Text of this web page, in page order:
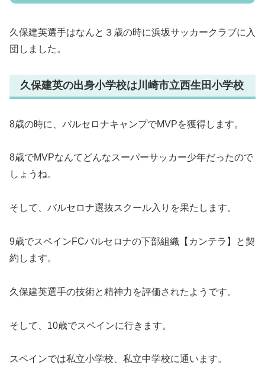
久保建英選手はなんと３歳の時に浜坂サッカークラブに入
団しました。
久保建英の出身小学校は川崎市立西生田小学校
8歳の時に、バルセロナキャンプでMVPを獲得します。
8歳でMVPなんてどんなスーパーサッカー少年だったので
しょうね。
そして、バルセロナ選抜スクール入りを果たします。
9歳でスペインFCバルセロナの下部組織【カンテラ】と契
約します。
久保建英選手の技術と精神力を評価されたようです。
そして、10歳でスペインに行きます。
スペインでは私立小学校、私立中学校に通います。